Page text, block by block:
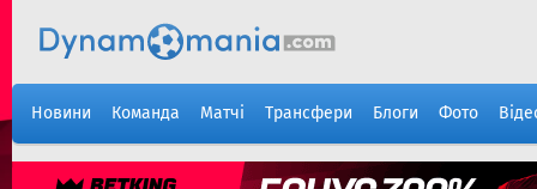
Новини Команда Матчі Трансфери Блоги Фото